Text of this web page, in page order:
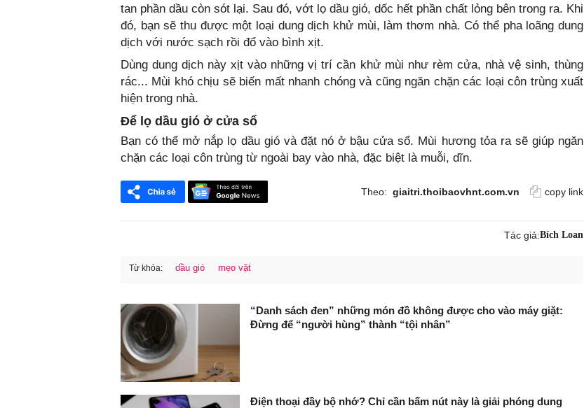
tan phần dầu còn sót lại. Sau đó, vớt lọ dầu gió, dốc hết phần chất lỏng bên trong ra. Khi
đó, bạn sẽ thu được một loại dung dịch khử mùi, làm thơm nhà. Có thể pha loãng dung
dịch với nước sạch rồi đổ vào bình xịt.
Dùng dung dịch này xịt vào những vị trí cần khử mùi như rèm cửa, nhà vệ sinh, thùng
rác... Mùi khó chịu sẽ biến mất nhanh chóng và cũng ngăn chặn các loại côn trùng xuất
hiện trong nhà.
Để lọ dầu gió ở cửa sổ
Bạn có thể mở nắp lọ dầu gió và đặt nó ở bậu cửa sổ. Mùi hương tỏa ra sẽ giúp ngăn
chặn các loại côn trùng từ ngoài bay vào nhà, đặc biệt là muỗi, dĩn.
Theo: giaitri.thoibaovhnt.com.vn copy link
Tác giả:Bích Loan
Từ khóa: dầu gió mẹo vặt
“Danh sách đen” những món đồ không được cho vào máy giặt:
Đừng để “người hùng” thành “tội nhân”
Điện thoại đầy bộ nhớ? Chỉ cần bấm nút này là giải phóng dung